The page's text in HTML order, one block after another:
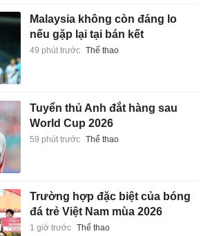
Malaysia không còn đáng lo
nếu gặp lại tại bán kết
49 phút trước Thể thao
Tuyển thủ Anh đắt hàng sau
World Cup 2026
59 phút trước Thể thao
Trường hợp đặc biệt của bóng
đá trẻ Việt Nam mùa 2026
1 giờ trước Thể thao